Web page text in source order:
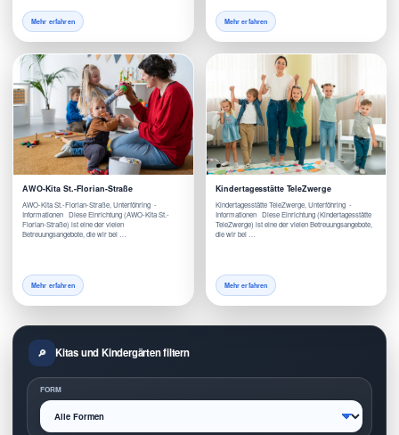
Mehr erfahren Mehr erfahren
AWO-Kita St.-Florian-Straße
AWO-Kita St.-Florian-Straße, Unterföhring -
Informationen Diese Einrichtung (AWO-Kita St.-
Florian-Straße) ist eine der vielen
Betreuungsangebote, die wir bei …
Mehr erfahren
Kindertagesstätte TeleZwerge
Kindertagesstätte TeleZwerge, Unterföhring -
Informationen Diese Einrichtung (Kindertagesstätte
TeleZwerge) ist eine der vielen Betreuungsangebote,
die wir bei …
Mehr erfahren
Kitas und Kindergärten filtern
FORM